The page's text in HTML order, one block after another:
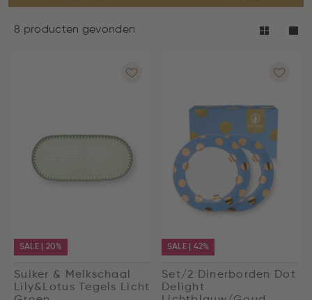
8 producten gevonden
SALE | 20%
Suiker & Melkschaal
Lily&Lotus Tegels Licht
SALE | 42%
Set/2 Dinerborden Dot
Delight